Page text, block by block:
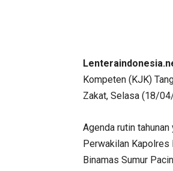
Kompeten (KJK)
Zakat, Selasa (18/
Agenda rutin
Perwakilan Kapolres
Binamas Sumur